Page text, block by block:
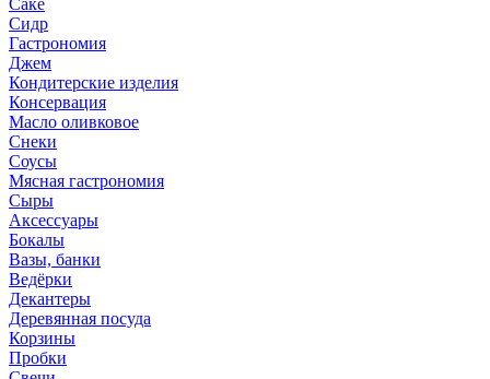
Саке
Сидр
Гастрономия
Джем
Кондитерские изделия
Консервация
Масло оливковое
Снеки
Соусы
Мясная гастрономия
Сыры
Аксессуары
Бокалы
Вазы, банки
Ведёрки
Декантеры
Деревянная посуда
Корзины
Пробки